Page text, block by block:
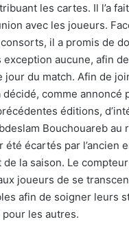
les cartes. Il l’a
avec les joueurs.
il a promis de
exception aucune, afin
du match. Afin de
décidé, comme annoncé
éditions,
Bouchouareb au
été écartés par l’ancien
la saison. Le
joueurs de se
afin de soigner leurs
les autres.